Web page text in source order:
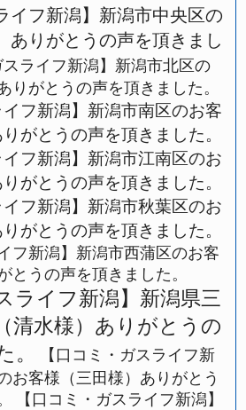
イフ新潟】新潟市中央区の
ありがとうの声を頂きまし
スライフ新潟】新潟市北区の
りがとうの声を頂きました。
イフ新潟】新潟市南区のお客
がとうの声を頂きました。
イフ新潟】新潟市江南区のお
がとうの声を頂きました。
イフ新潟】新潟市秋葉区のお
がとうの声を頂きました。
フ新潟】新潟市西蒲区のお客
とうの声を頂きました。
ライフ新潟】新潟県三
清水様）ありがとうの
。
【口コミ・ガスライフ新
お客様（三田様）ありがとう
【口コミ・ガスライフ新潟】